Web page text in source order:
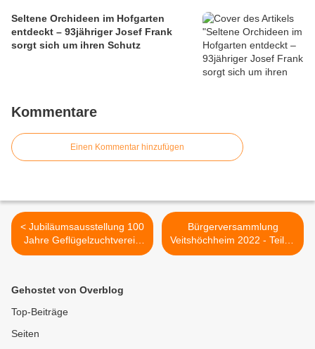
Seltene Orchideen im Hofgarten
entdeckt – 93jähriger Josef Frank
sorgt sich um ihren Schutz
Kommentare
Einen Kommentar hinzufügen
< Jubiläumsausstellung 100
Jahre Geflügelzuchtverein
Veitshöchheim 1920 e.V.
18 Züchtern in 50 Rassen
und Farben in ihren Bann
Bürgerversammlung
Veitshöchheim 2022 - Teil 3:
Weitere laufende und
Gehostet von Overblog
Top-Beiträge
Seiten